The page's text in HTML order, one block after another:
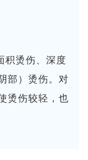
积烫伤、深度
部）烫伤。对
烫伤较轻，也